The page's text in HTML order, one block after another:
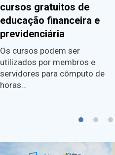
cursos gratuitos de
educação financeira e
previdenciária
Os cursos podem ser
utilizados por membros e
servidores para cômputo de
horas…